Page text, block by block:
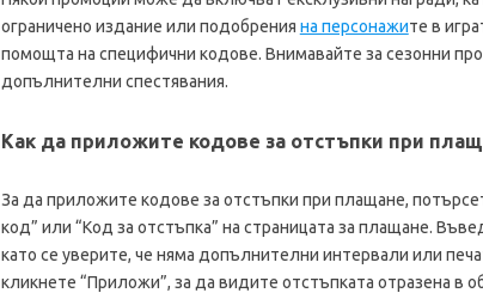
ограничено издание или подобрения на персонажите в
помощта на специфични кодове. Внимавайте за сезонни
допълнителни спестявания.
Как да приложите кодове за отстъпки при
За да приложите кодове за отстъпки при плащане,
код” или “Код за отстъпка” на страницата за плащане.
като се уверите, че няма допълнителни интервали или
кликнете “Приложи”, за да видите отстъпката отразена в